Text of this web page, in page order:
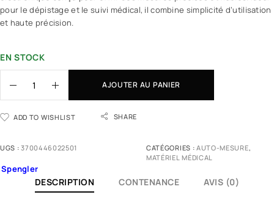
pour le dépistage et le suivi médical, il combine simplicité d’utilisation
et haute précision.
EN STOCK
AJOUTER AU PANIER
ADD TO WISHLIST SHARE
UGS :3700446022501 CATÉGORIES : AUTO-MESURE,
MATÉRIEL MÉDICAL
Spengler
DESCRIPTION CONTENANCE AVIS (0)